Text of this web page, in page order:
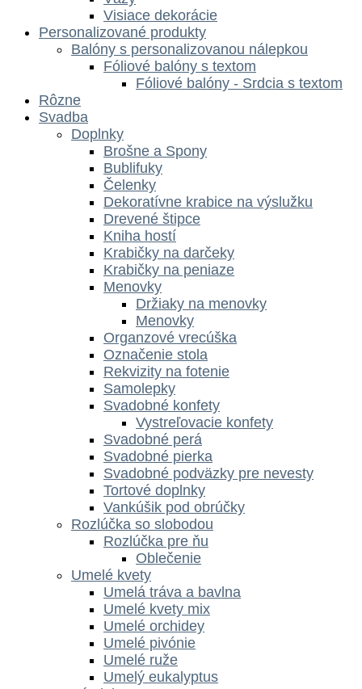
Visiace dekorácie
Personalizované produkty
Balóny s personalizovanou nálepkou
Fóliové balóny s textom
Fóliové balóny - Srdcia s textom
Rôzne
Svadba
Doplnky
Brošne a Spony
Bublifuky
Čelenky
Dekoratívne krabice na výslužku
Drevené štipce
Kniha hostí
Krabičky na darčeky
Krabičky na peniaze
Menovky
Držiaky na menovky
Menovky
Organzové vrecúška
Označenie stola
Rekvizity na fotenie
Samolepky
Svadobné konfety
Vystreľovacie konfety
Svadobné perá
Svadobné pierka
Svadobné podväzky pre nevesty
Tortové doplnky
Vankúšik pod obrúčky
Rozlúčka so slobodou
Rozlúčka pre ňu
Oblečenie
Umelé kvety
Umelá tráva a bavlna
Umelé kvety mix
Umelé orchidey
Umelé pivónie
Umelé ruže
Umelý eukalyptus